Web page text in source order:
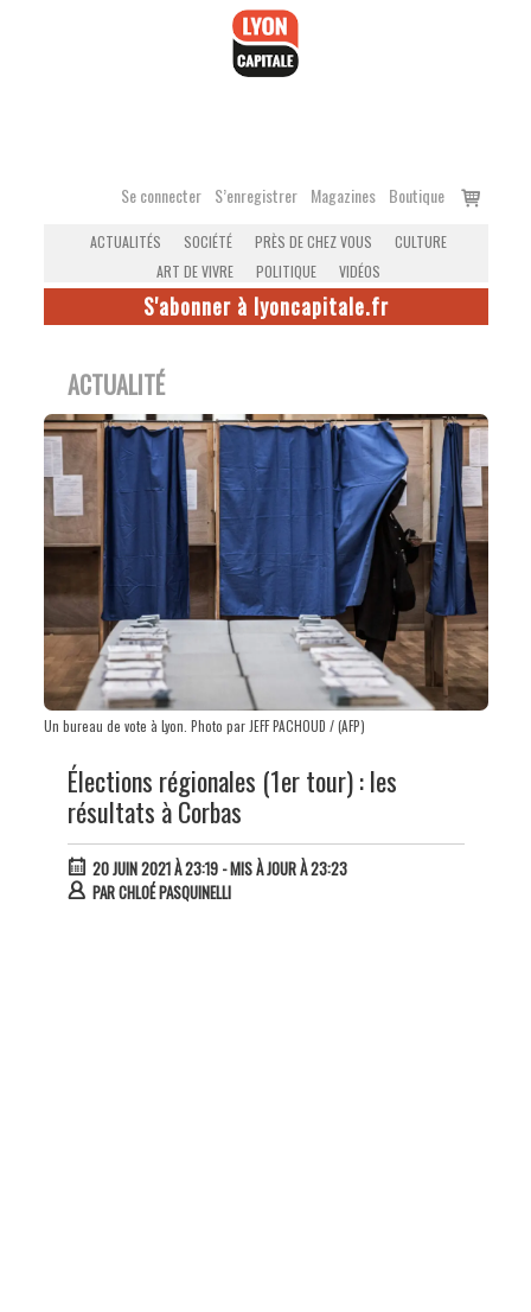
Se connecter S’enregistrer Magazines Boutique
Voir
ACTUALITÉS SOCIÉTÉ PRÈS DE CHEZ VOUS
CULTURE
ART DE VIVRE
POLITIQUE VIDÉOS
S'abonner à lyoncapitale.fr
ACTUALITÉ
Un bureau de vote à Lyon. Photo par JEFF PACHOUD / (AFP)
Élections régionales (1er tour) : les
résultats à Corbas
20 JUIN 2021 À 23:19- MIS À JOUR À 23:23
PARCHLOÉ PASQUINELLI